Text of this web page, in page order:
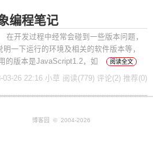
编程笔记
在开发过程中经常会碰到一些版本问题，
明一下运行的环境及相关的软件版本等，
的版本是JavaScript1.2，如
阅读全文
03-26 22:16 小草 阅读(779) 评论(2) 推荐(0)
博客园 © 2004-2026